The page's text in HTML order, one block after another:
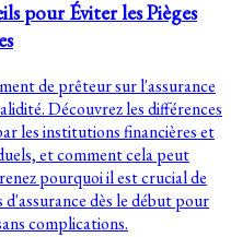
pour Éviter les Pièges
de prêteur sur l'assurance
Découvrez les différences
les institutions financières et
et comment cela peut
pourquoi il est crucial de
dès le début pour
complications.